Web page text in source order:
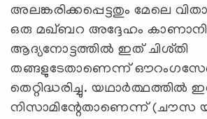
അലങ്കരിക്കപ്പെട്ടതും മേലെ
ഒരു മഖ്‌ബറ അദ്ദേഹം
ആദ്യനോട്ടത്തിൽ ഇത് ചിശ്തി
തങ്ങളുടേതാണെന്ന്
തെറ്റിദ്ധരിച്ചു. യഥാർത്ഥത്തിൽ
നിസാമിന്റേതാണെന്ന് (ചൗസ